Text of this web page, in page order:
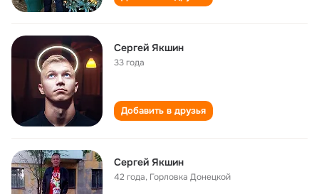
Сергей Якшин
33 года
Добавить в друзья
Сергей Якшин
42 года, Горловка Донецкой